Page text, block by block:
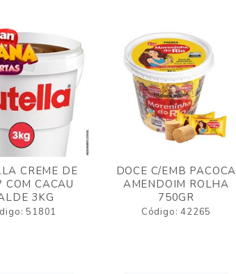
CREME DE
COM CACAU
3KG
51801
DOCE C/EMB PACOCA
AMENDOIM ROLHA
750GR
Código: 42265